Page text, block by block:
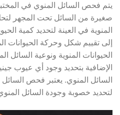
يتم فحص السائل المنوي في
صغيرة من السائل تحت المجهر
المنوية في العينة لتحديد كمية
إلى تقييم شكل وحركة الحيوانات
الحيوانات المنوية ونوعية السائل
الإضافية بتحديد وجود أي عيوب
السائل المنوي. يعتبر فحص السائل
لتحديد خصوبة وجودة السائل